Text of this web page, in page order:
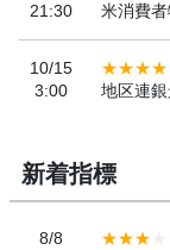
21:30
米消費
10/15
3:00
地区連銀
新着指標
8/8